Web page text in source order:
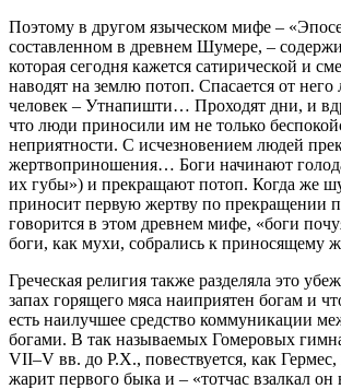
Поэтому в другом языческом мифе –
составленном в древнем Шумере, –
которая сегодня кажется сатирической и
наводят на землю потоп. Спасается от
человек – Утнапишти… Проходят дни, и
что люди приносили им не только
неприятности. С исчезновением людей
жертвоприношения… Боги начинают
их губы») и прекращают потоп. Когда же
приносит первую жертву по прекращении
говорится в этом древнем мифе, «боги
боги, как мухи, собрались к приносящему
Греческая религия также разделяла это
запах горящего мяса наиприятен богам и
есть наилучшее средство коммуникации
богами. В так называемых Гомеровых
VII–V вв. до Р.Х., повествуется, как Гермес,
жарит первого быка и – «тотчас взалкал он